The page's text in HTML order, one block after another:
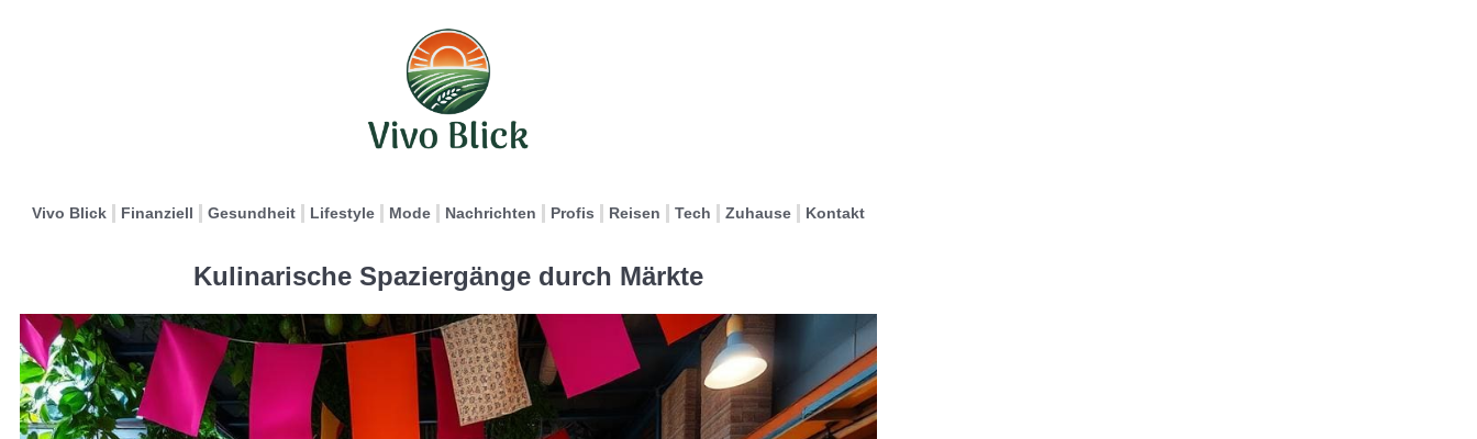
Vivo Blick Finanziell Gesundheit Lifestyle Mode Nachrichten Profis Reisen Tech Zuhause Kontakt
Kulinarische Spaziergänge durch Märkte